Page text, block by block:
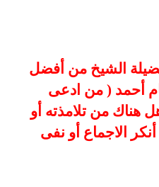
س : فضيلة الشيخ من أفضل
أحمد ( من ادعى
هناك من تلامذته أو
الاجماع أو نفى